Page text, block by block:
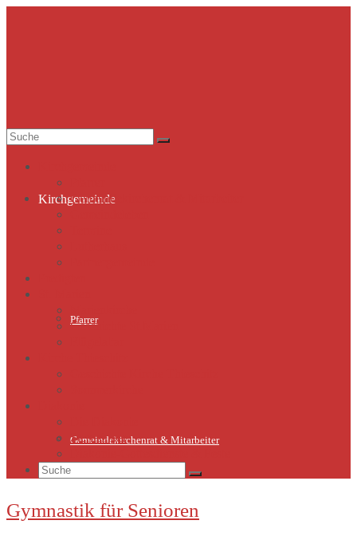
Kirchgemeinde
Pfarrer
Gemeindekirchenrat & Mitarbeiter
Suche
Gemeindekirchenrat & Mitarbeiter
Geschichte St.Marien
Sternsinger
Suche
Gymnastik für Senioren